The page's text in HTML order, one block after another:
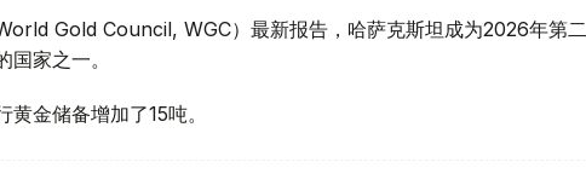
Gold Council, WGC）最新报告，哈萨克斯坦成为2026年第二
家之一。
金储备增加了15吨。